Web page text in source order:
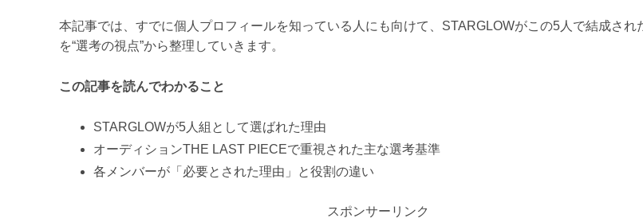
本記事では、すでに個人プロフィールを知っている人にも向けて、STARGLOWがこの5人で結成され
を“選考の視点”から整理していきます。
この記事を読んでわかること
STARGLOWが5人組として選ばれた理由
オーディションTHE LAST PIECEで重視された主な選考基準
各メンバーが「必要とされた理由」と役割の違い
スポンサーリンク